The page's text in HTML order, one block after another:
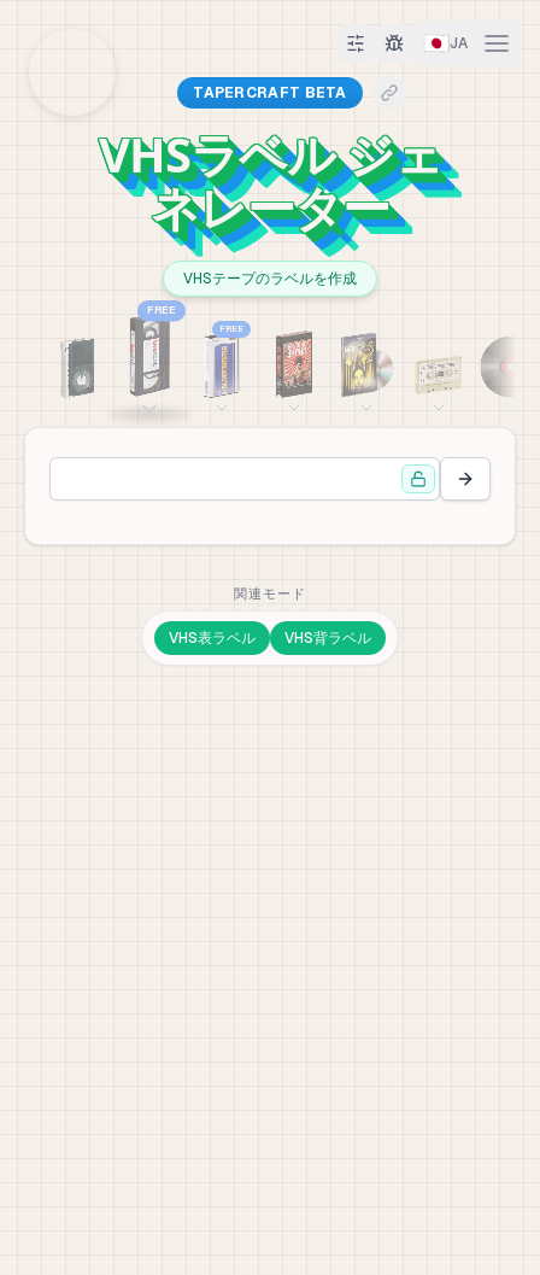
🇯🇵JA
TAPERCRAFT BETA
VHSラベル ジェ
ネレーター
VHSテープのラベルを作成
FREE
FREE
関連モード
VHS表ラベル VHS背ラベル